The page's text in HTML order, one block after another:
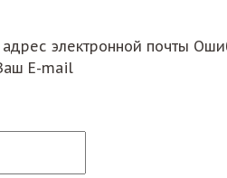
электронной почты
E-mail